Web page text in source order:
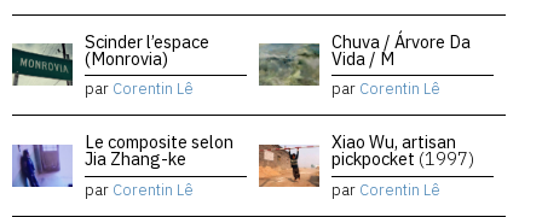
Scinder l’espace
(Monrovia)
par Corentin Lê
Chuva / Árvore Da
Vida / M
par Corentin Lê
Le composite selon
Jia Zhang-ke
par Corentin Lê
Xiao Wu, artisan
pickpocket (1997)
par Corentin Lê